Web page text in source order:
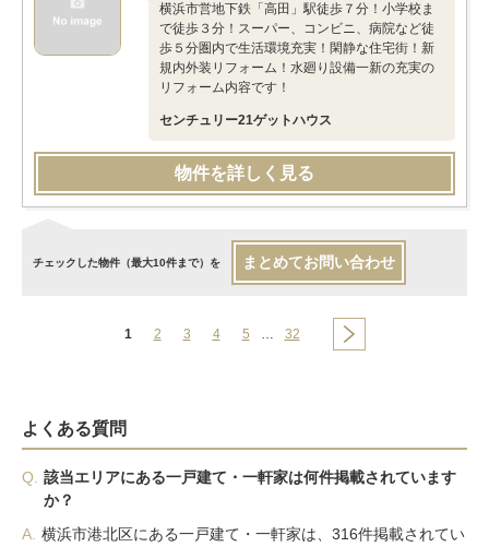
横浜市営地下鉄「高田」駅徒歩７分！小学校ま
で徒歩３分！スーパー、コンビニ、病院など徒
歩５分圏内で生活環境充実！閑静な住宅街！新
規内外装リフォーム！水廻り設備一新の充実の
リフォーム内容です！
センチュリー21ゲットハウス
物件を詳しく見る
チェックした物件（最大10件まで）を まとめてお問い合わせ
1 2 3 4 5 … 32
よくある質問
Q.
該当エリアにある一戸建て・一軒家は何件掲載されています
か？
A. 横浜市港北区にある一戸建て・一軒家は、316件掲載されてい